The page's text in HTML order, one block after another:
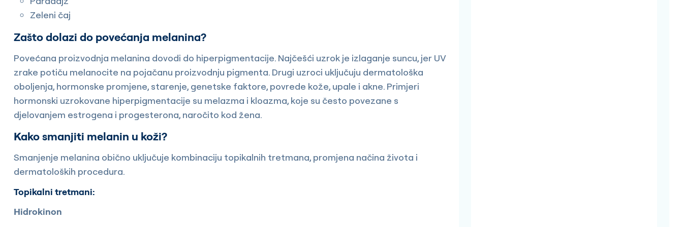
Zeleni čaj
Zašto dolazi do povećanja melanina?
Povećana proizvodnja melanina dovodi do hiperpigmentacije. Najčešći uzrok je izlaganje suncu, jer UV
zrake potiču melanocite na pojačanu proizvodnju pigmenta. Drugi uzroci uključuju dermatološka
oboljenja, hormonske promjene, starenje, genetske faktore, povrede kože, upale i akne. Primjeri
hormonski uzrokovane hiperpigmentacije su melazma i kloazma, koje su često povezane s
djelovanjem estrogena i progesterona, naročito kod žena.
Kako smanjiti melanin u koži?
Smanjenje melanina obično uključuje kombinaciju topikalnih tretmana, promjena načina života i
dermatoloških procedura.
Topikalni tretmani:
Hidrokinon